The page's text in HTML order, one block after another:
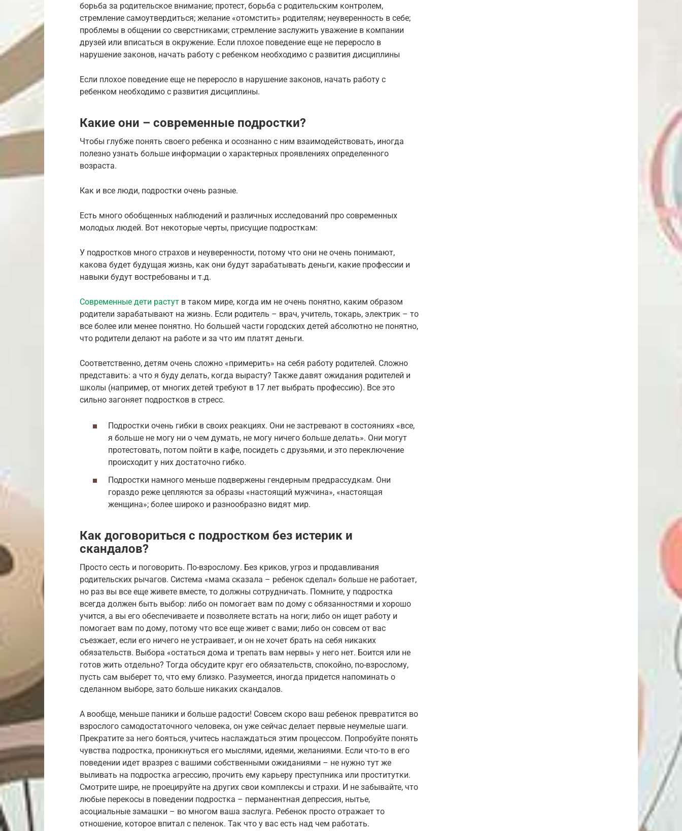
борьба за родительское внимание; протест, борьба с родительским контролем,
стремление самоутвердиться; желание «отомстить» родителям; неуверенность в себе;
проблемы в общении со сверстниками; стремление заслужить уважение в компании
друзей или вписаться в окружение. Если плохое поведение еще не переросло в
нарушение законов, начать работу с ребенком необходимо с развития дисциплины
Если плохое поведение еще не переросло в нарушение законов, начать работу с
ребенком необходимо с развития дисциплины.
Какие они – современные подростки?
Чтобы глубже понять своего ребенка и осознанно с ним взаимодействовать, иногда
полезно узнать больше информации о характерных проявлениях определенного
возраста.
Как и все люди, подростки очень разные.
Есть много обобщенных наблюдений и различных исследований про современных
молодых людей. Вот некоторые черты, присущие подросткам:
У подростков много страхов и неуверенности, потому что они не очень понимают,
какова будет будущая жизнь, как они будут зарабатывать деньги, какие профессии и
навыки будут востребованы и т.д.
Современные дети растут в таком мире, когда им не очень понятно, каким образом
родители зарабатывают на жизнь. Если родитель – врач, учитель, токарь, электрик – то
все более или менее понятно. Но большей части городских детей абсолютно не понятно,
что родители делают на работе и за что им платят деньги.
Соответственно, детям очень сложно «примерить» на себя работу родителей. Сложно
представить: а что я буду делать, когда вырасту? Также давят ожидания родителей и
школы (например, от многих детей требуют в 17 лет выбрать профессию). Все это
сильно загоняет подростков в стресс.
Подростки очень гибки в своих реакциях. Они не застревают в состояниях «все,
я больше не могу ни о чем думать, не могу ничего больше делать». Они могут
протестовать, потом пойти в кафе, посидеть с друзьями, и это переключение
происходит у них достаточно гибко.
Подростки намного меньше подвержены гендерным предрассудкам. Они
гораздо реже цепляются за образы «настоящий мужчина», «настоящая
женщина»; более широко и разнообразно видят мир.
Как договориться с подростком без истерик и
скандалов?
Просто сесть и поговорить. По-взрослому. Без криков, угроз и продавливания
родительских рычагов. Система «мама сказала – ребенок сделал» больше не работает,
но раз вы все еще живете вместе, то должны сотрудничать. Помните, у подростка
всегда должен быть выбор: либо он помогает вам по дому с обязанностями и хорошо
учится, а вы его обеспечиваете и позволяете встать на ноги; либо он ищет работу и
помогает вам по дому, потому что все еще живет с вами; либо он совсем от вас
съезжает, если его ничего не устраивает, и он не хочет брать на себя никаких
обязательств. Выбора «остаться дома и трепать вам нервы» у него нет. Боится или не
готов жить отдельно? Тогда обсудите круг его обязательств, спокойно, по-взрослому,
пусть сам выберет то, что ему близко. Разумеется, иногда придется напоминать о
сделанном выборе, зато больше никаких скандалов.
А вообще, меньше паники и больше радости! Совсем скоро ваш ребенок превратится во
взрослого самодостаточного человека, он уже сейчас делает первые неумелые шаги.
Прекратите за него бояться, учитесь наслаждаться этим процессом. Попробуйте понять
чувства подростка, проникнуться его мыслями, идеями, желаниями. Если что-то в его
поведении идет вразрез с вашими собственными ожиданиями – не нужно тут же
выливать на подростка агрессию, прочить ему карьеру преступника или проститутки.
Смотрите шире, не проецируйте на других свои комплексы и страхи. И не забывайте, что
любые перекосы в поведении подростка – перманентная депрессия, нытье,
асоциальные замашки – во многом ваша заслуга. Ребенок просто отражает то
отношение, которое впитал с пеленок. Так что у вас есть над чем работать.